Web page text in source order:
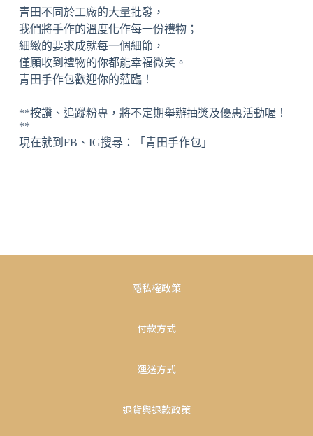
青田不同於工廠的大量批發，
我們將手作的溫度化作每一份禮物；
細緻的要求成就每一個細節，
僅願收到禮物的你都能幸福微笑。
青田手作包歡迎你的蒞臨！
**按讚、追蹤粉專，將不定期舉辦抽獎及優惠活動喔！
**
現在就到FB、IG搜尋：「青田手作包」
隱私權政策
付款方式
運送方式
退貨與退款政策